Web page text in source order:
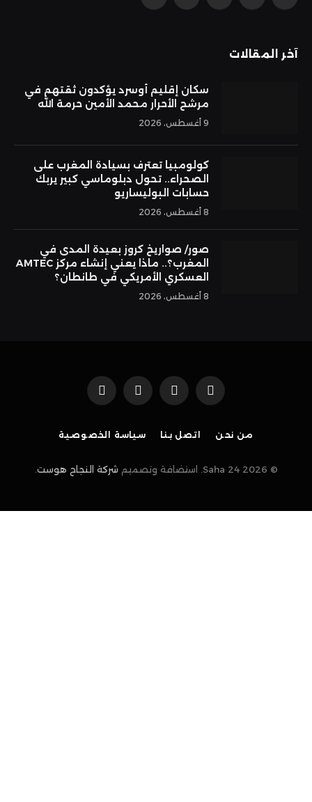
فيسبوك
X
الانستغرامبينتيريستيوتيوب
آخر المقالات
سكان إقليم أوسرد يؤكدون ثقتهم في
مرشح الأحرار محمد الأمين حرمة الله
9 أغسطس، 2026
كولومبيا تعترف بسيادة المغرب على
الصحراء.. تحول دبلوماسي كبير يربك
حسابات البوليساريو
8 أغسطس، 2026
صور/ صواريخ كروز بعيدة المدى في
المغرب؟.. ماذا يعني إنشاء مركز AMTEC
العسكري الأمريكي في طانطان؟
8 أغسطس، 2026
فيسبوكX
الانستغرامبينتيريست
من نحن اتصل بنا سياسة الخصوصية
© 2026 Saha 24. استضافة وتصميم شركة النجاح هوست.